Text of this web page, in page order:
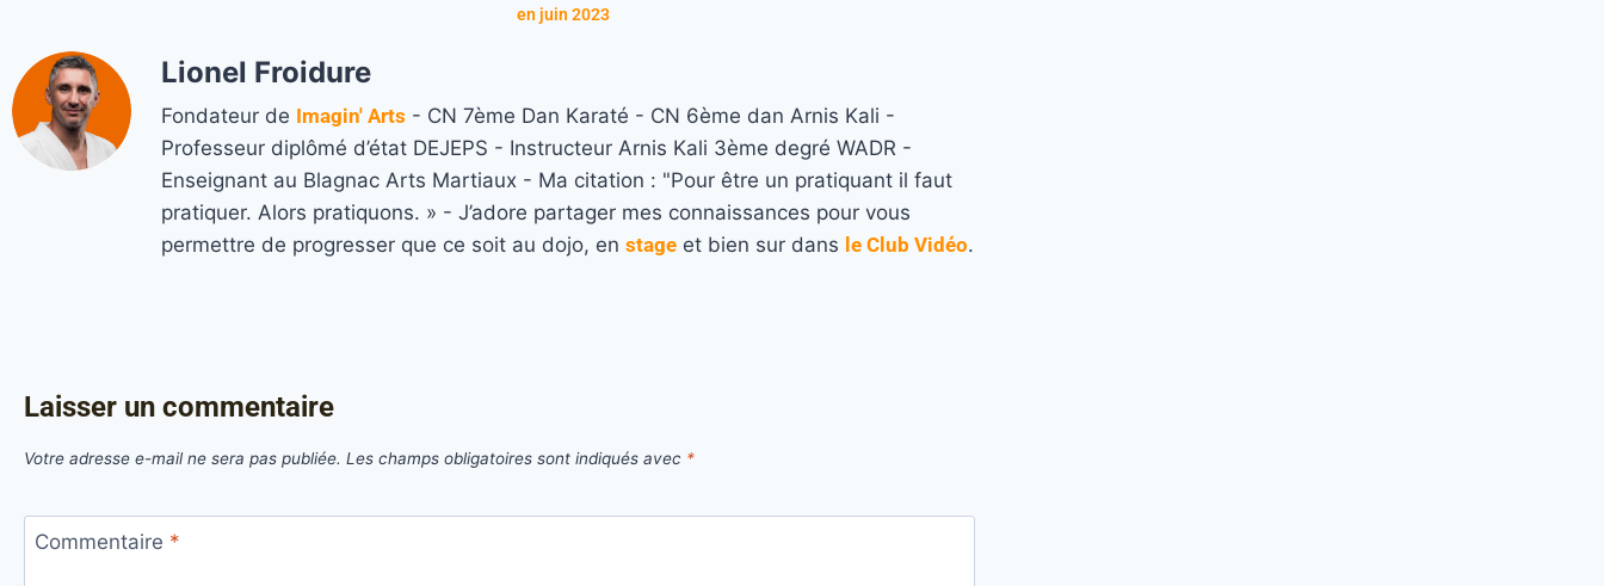
en juin 2023
Lionel Froidure
Fondateur de Imagin' Arts - CN 7ème Dan Karaté - CN 6ème dan Arnis Kali -
Professeur diplômé d’état DEJEPS - Instructeur Arnis Kali 3ème degré WADR -
Enseignant au Blagnac Arts Martiaux - Ma citation : "Pour être un pratiquant il faut
pratiquer. Alors pratiquons. » - J’adore partager mes connaissances pour vous
permettre de progresser que ce soit au dojo, en stage et bien sur dans le Club Vidéo.
Laisser un commentaire
Votre adresse e-mail ne sera pas publiée. Les champs obligatoires sont indiqués avec *
Commentaire *